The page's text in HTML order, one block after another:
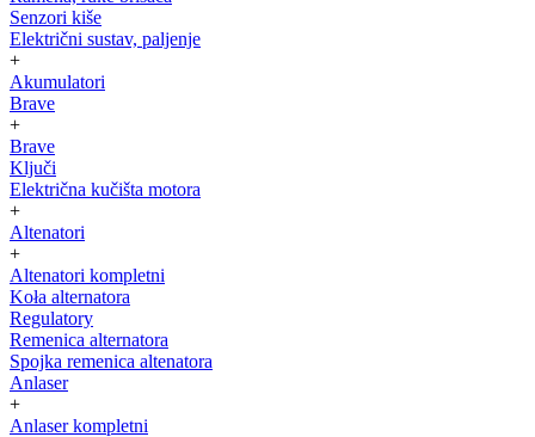
Senzori kiše
Električni sustav, paljenje
+
Akumulatori
Brave
+
Brave
Ključi
Električna kučišta motora
+
Altenatori
+
Altenatori kompletni
Koła alternatora
Regulatory
Remenica alternatora
Spojka remenica altenatora
Anlaser
+
Anlaser kompletni